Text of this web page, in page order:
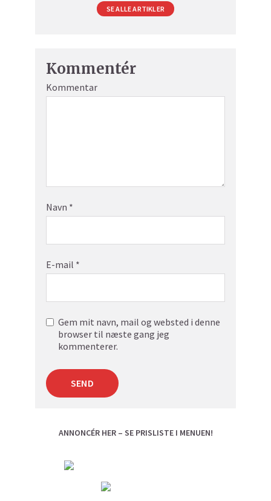
SE ALLE ARTIKLER
Kommentér
Kommentar
Navn *
E-mail *
Gem mit navn, mail og websted i denne
browser til næste gang jeg
kommenterer.
ANNONCÉR HER – SE PRISLISTE I MENUEN!